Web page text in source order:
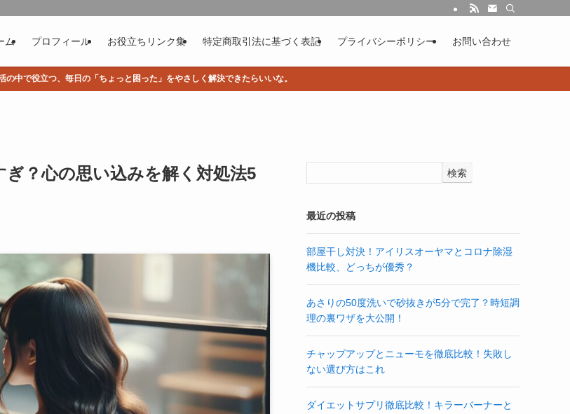
ム プロフィール お役立ちリンク集 特定商取引法に基づく表記 プライバシーポリシー お問い合わせ
の中で役立つ、毎日の「ちょっと困った」をやさしく解決できたらいいな。
ぎ？心の思い込みを解く対処法5
検索
最近の投稿
部屋干し対決！アイリスオーヤマとコロナ除湿
機比較、どっちが優秀？
あさりの50度洗いで砂抜きが5分で完了？時短調
理の裏ワザを大公開！
チャップアップとニューモを徹底比較！失敗し
ない選び方はこれ
ダイエットサプリ徹底比較！キラーバーナーと